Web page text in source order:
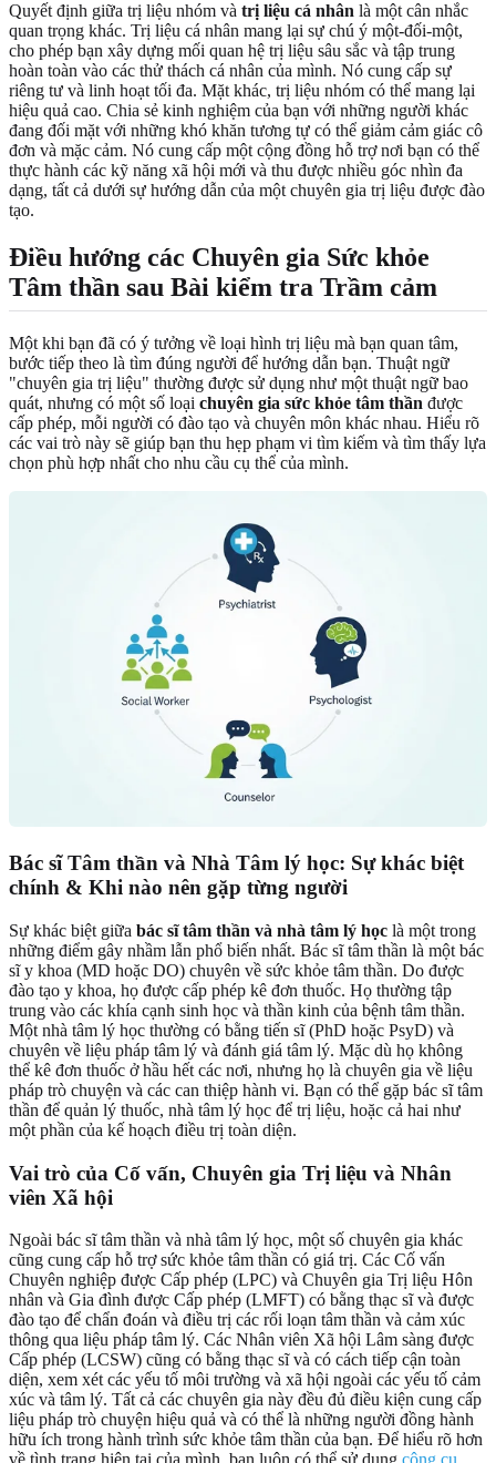
Quyết định giữa trị liệu nhóm và trị liệu cá nhân là một cân nhắc
quan trọng khác. Trị liệu cá nhân mang lại sự chú ý một-đối-một,
cho phép bạn xây dựng mối quan hệ trị liệu sâu sắc và tập trung
hoàn toàn vào các thử thách cá nhân của mình. Nó cung cấp sự
riêng tư và linh hoạt tối đa. Mặt khác, trị liệu nhóm có thể mang lại
hiệu quả cao. Chia sẻ kinh nghiệm của bạn với những người khác
đang đối mặt với những khó khăn tương tự có thể giảm cảm giác cô
đơn và mặc cảm. Nó cung cấp một cộng đồng hỗ trợ nơi bạn có thể
thực hành các kỹ năng xã hội mới và thu được nhiều góc nhìn đa
dạng, tất cả dưới sự hướng dẫn của một chuyên gia trị liệu được đào
tạo.
Điều hướng các Chuyên gia Sức khỏe
Tâm thần sau Bài kiểm tra Trầm cảm
Một khi bạn đã có ý tưởng về loại hình trị liệu mà bạn quan tâm,
bước tiếp theo là tìm đúng người để hướng dẫn bạn. Thuật ngữ
"chuyên gia trị liệu" thường được sử dụng như một thuật ngữ bao
quát, nhưng có một số loại chuyên gia sức khỏe tâm thần được
cấp phép, mỗi người có đào tạo và chuyên môn khác nhau. Hiểu rõ
các vai trò này sẽ giúp bạn thu hẹp phạm vi tìm kiếm và tìm thấy lựa
chọn phù hợp nhất cho nhu cầu cụ thể của mình.
Bác sĩ Tâm thần và Nhà Tâm lý học: Sự khác biệt
chính & Khi nào nên gặp từng người
Sự khác biệt giữa bác sĩ tâm thần và nhà tâm lý học là một trong
những điểm gây nhầm lẫn phổ biến nhất. Bác sĩ tâm thần là một bác
sĩ y khoa (MD hoặc DO) chuyên về sức khỏe tâm thần. Do được
đào tạo y khoa, họ được cấp phép kê đơn thuốc. Họ thường tập
trung vào các khía cạnh sinh học và thần kinh của bệnh tâm thần.
Một nhà tâm lý học thường có bằng tiến sĩ (PhD hoặc PsyD) và
chuyên về liệu pháp tâm lý và đánh giá tâm lý. Mặc dù họ không
thể kê đơn thuốc ở hầu hết các nơi, nhưng họ là chuyên gia về liệu
pháp trò chuyện và các can thiệp hành vi. Bạn có thể gặp bác sĩ tâm
thần để quản lý thuốc, nhà tâm lý học để trị liệu, hoặc cả hai như
một phần của kế hoạch điều trị toàn diện.
Vai trò của Cố vấn, Chuyên gia Trị liệu và Nhân
viên Xã hội
Ngoài bác sĩ tâm thần và nhà tâm lý học, một số chuyên gia khác
cũng cung cấp hỗ trợ sức khỏe tâm thần có giá trị. Các Cố vấn
Chuyên nghiệp được Cấp phép (LPC) và Chuyên gia Trị liệu Hôn
nhân và Gia đình được Cấp phép (LMFT) có bằng thạc sĩ và được
đào tạo để chẩn đoán và điều trị các rối loạn tâm thần và cảm xúc
thông qua liệu pháp tâm lý. Các Nhân viên Xã hội Lâm sàng được
Cấp phép (LCSW) cũng có bằng thạc sĩ và có cách tiếp cận toàn
diện, xem xét các yếu tố môi trường và xã hội ngoài các yếu tố cảm
xúc và tâm lý. Tất cả các chuyên gia này đều đủ điều kiện cung cấp
liệu pháp trò chuyện hiệu quả và có thể là những người đồng hành
hữu ích trong hành trình sức khỏe tâm thần của bạn. Để hiểu rõ hơn